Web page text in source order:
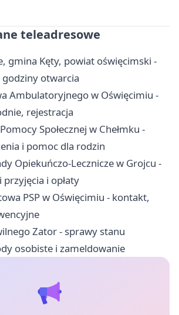
teleadresowe
gmina Kęty, powiat oświęcimski -
otwarcia
Ambulatoryjnego w Oświęcimiu -
rejestracja
Społecznej w Chełmku -
i pomoc dla rodzin
Opiekuńczo-Lecznicze w Grojcu -
i opłaty
PSP w Oświęcimiu - kontakt,
Zator - sprawy stanu
osobiste i zameldowanie